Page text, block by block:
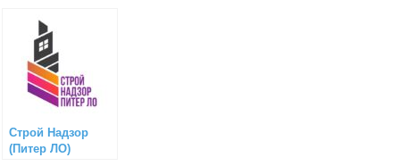
Строй Надзор
(Питер ЛО)